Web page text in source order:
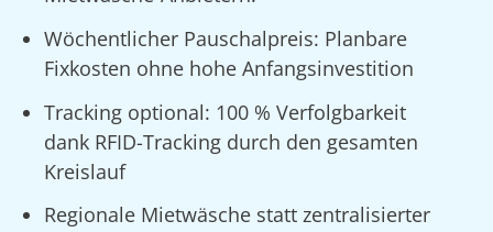
Wöchentlicher Pauschalpreis: Planbare
Fixkosten ohne hohe Anfangsinvestition
Tracking optional: 100 % Verfolgbarkeit
dank RFID-Tracking durch den gesamten
Kreislauf
Regionale Mietwäsche statt zentralisierter